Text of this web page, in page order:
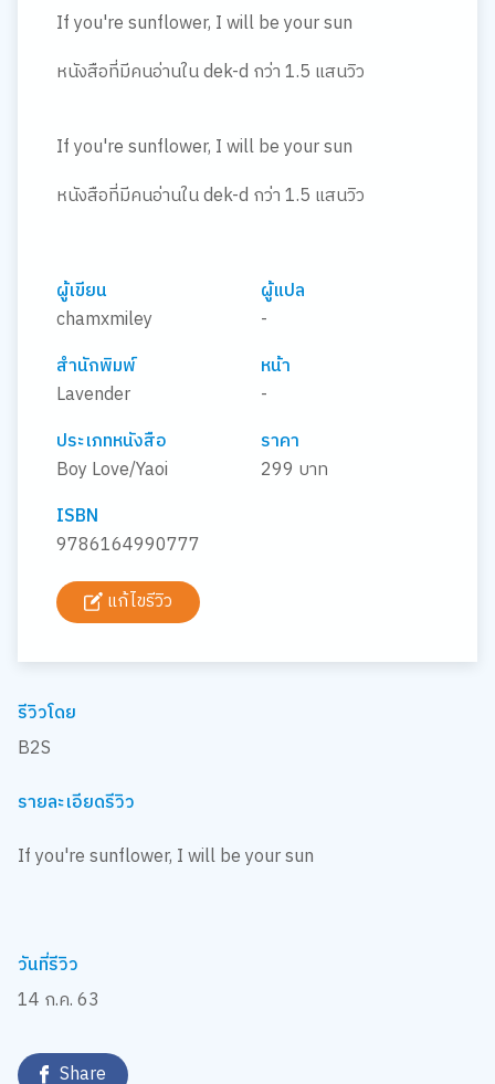
If you're sunflower, I will be your sun
หนังสือที่มีคนอ่านใน dek-d กว่า 1.5 แสนวิว
If you're sunflower, I will be your sun
หนังสือที่มีคนอ่านใน dek-d กว่า 1.5 แสนวิว
ผู้เขียน
chamxmiley
ผู้แปล
-
สำนักพิมพ์
Lavender
หน้า
-
ประเภทหนังสือ
Boy Love/Yaoi
ราคา
299 บาท
ISBN
9786164990777
แก้ไขรีวิว
รีวิวโดย
B2S
รายละเอียดรีวิว
If you're sunflower, I will be your sun
วันที่รีวิว
14 ก.ค. 63
Share